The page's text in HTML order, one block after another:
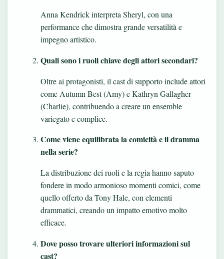
Anna Kendrick interpreta Sheryl, con una
performance che dimostra grande versatilità e
impegno artistico.
Quali sono i ruoli chiave degli attori secondari?
Oltre ai protagonisti, il cast di supporto include attori
come Autumn Best (Amy) e Kathryn Gallagher
(Charlie), contribuendo a creare un ensemble
variegato e complice.
Come viene equilibrata la comicità e il dramma
nella serie?
La distribuzione dei ruoli e la regia hanno saputo
fondere in modo armonioso momenti comici, come
quello offerto da Tony Hale, con elementi
drammatici, creando un impatto emotivo molto
efficace.
Dove posso trovare ulteriori informazioni sul
cast?